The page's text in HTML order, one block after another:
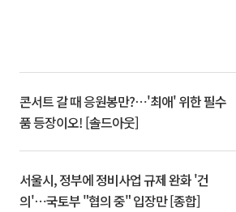
콘서트 갈 때 응원봉만?⋯'최애' 위한 필수
품 등장이오! [솔드아웃]
서울시, 정부에 정비사업 규제 완화 '건
의'⋯국토부 "협의 중" 입장만 [종합]